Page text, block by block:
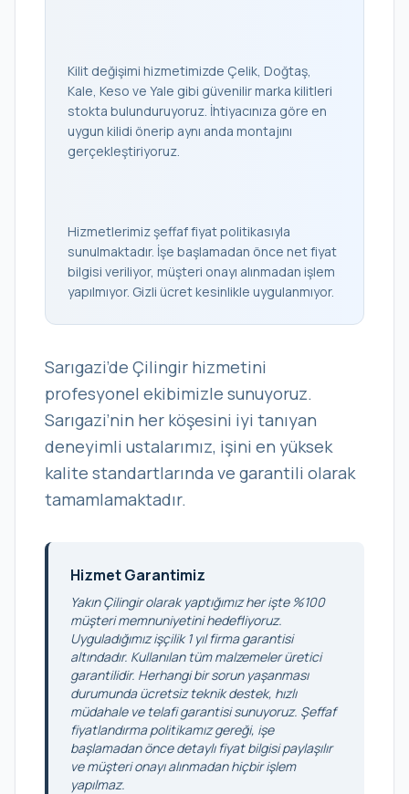
Kilit değişimi hizmetimizde Çelik, Doğtaş,
Kale, Keso ve Yale gibi güvenilir marka kilitleri
stokta bulunduruyoruz. İhtiyacınıza göre en
uygun kilidi önerip aynı anda montajını
gerçekleştiriyoruz.
Hizmetlerimiz şeffaf fiyat politikasıyla
sunulmaktadır. İşe başlamadan önce net fiyat
bilgisi veriliyor, müşteri onayı alınmadan işlem
yapılmıyor. Gizli ücret kesinlikle uygulanmıyor.
Sarıgazi’de Çilingir hizmetini
profesyonel ekibimizle sunuyoruz.
Sarıgazi’nin her köşesini iyi tanıyan
deneyimli ustalarımız, işini en yüksek
kalite standartlarında ve garantili olarak
tamamlamaktadır.
Hizmet Garantimiz
Yakın Çilingir olarak yaptığımız her işte %100
müşteri memnuniyetini hedefliyoruz.
Uyguladığımız işçilik 1 yıl firma garantisi
altındadır. Kullanılan tüm malzemeler üretici
garantilidir. Herhangi bir sorun yaşanması
durumunda ücretsiz teknik destek, hızlı
müdahale ve telafi garantisi sunuyoruz. Şeffaf
fiyatlandırma politikamız gereği, işe
başlamadan önce detaylı fiyat bilgisi paylaşılır
ve müşteri onayı alınmadan hiçbir işlem
yapılmaz.